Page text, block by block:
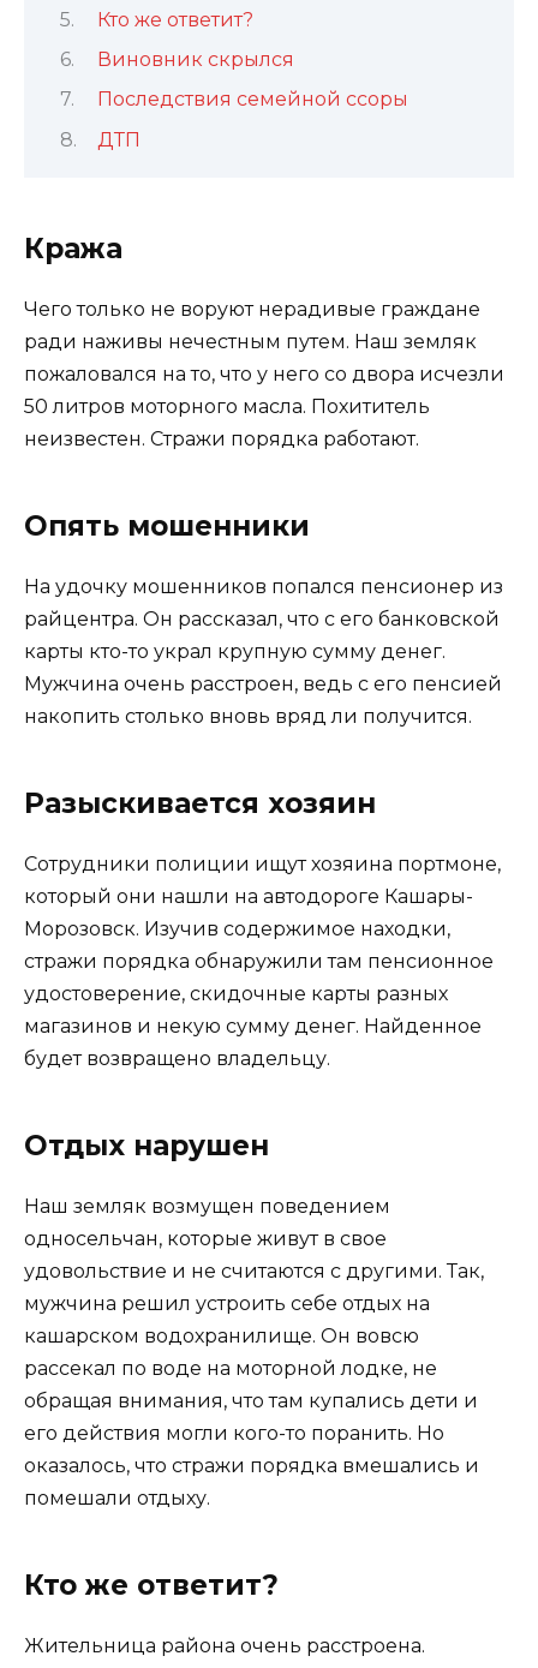
Кто же ответит?
Виновник скрылся
Последствия семейной ссоры
ДТП
Кража
Чего только не воруют нерадивые граждане
ради наживы нечестным путем. Наш земляк
пожаловался на то, что у него со двора исчезли
50 литров моторного масла. Похититель
неизвестен. Стражи порядка работают.
Опять мошенники
На удочку мошенников попался пенсионер из
райцентра. Он рассказал, что с его банковской
карты кто-то украл крупную сумму денег.
Мужчина очень расстроен, ведь с его пенсией
накопить столько вновь вряд ли получится.
Разыскивается хозяин
Сотрудники полиции ищут хозяина портмоне,
который они нашли на автодороге Кашары-
Морозовск. Изучив содержимое находки,
стражи порядка обнаружили там пенсионное
удостоверение, скидочные карты разных
магазинов и некую сумму денег. Найденное
будет возвращено владельцу.
Отдых нарушен
Наш земляк возмущен поведением
односельчан, которые живут в свое
удовольствие и не считаются с другими. Так,
мужчина решил устроить себе отдых на
кашарском водохранилище. Он вовсю
рассекал по воде на моторной лодке, не
обращая внимания, что там купались дети и
его действия могли кого-то поранить. Но
оказалось, что стражи порядка вмешались и
помешали отдыху.
Кто же ответит?
Жительница района очень расстроена.